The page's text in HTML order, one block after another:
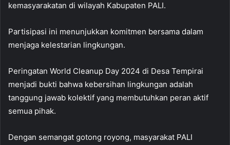
kemasyarakatan di wilayah Kabupaten PALI.
Partisipasi ini menunjukkan komitmen bersama dalam
menjaga kelestarian lingkungan.
Peringatan World Cleanup Day 2024 di Desa Tempirai
menjadi bukti bahwa kebersihan lingkungan adalah
tanggung jawab kolektif yang membutuhkan peran aktif
semua pihak.
Dengan semangat gotong royong, masyarakat PALI